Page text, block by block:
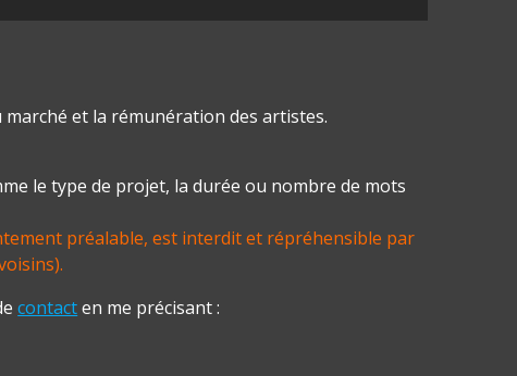
et la rémunération des artistes.
le type de projet, la durée ou nombre de mots
préalable, est interdit et répréhensible par
contacten me précisant :